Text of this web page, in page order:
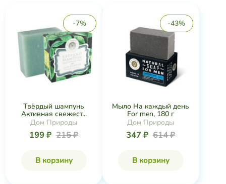
-7%
Твёрдый шампунь
Активная свежест...
Дом Природы
199 ₽ 215 ₽
В корзину
-43%
Мыло На каждый день
For men, 180 г
Дом Природы
347 ₽ 614 ₽
В корзину